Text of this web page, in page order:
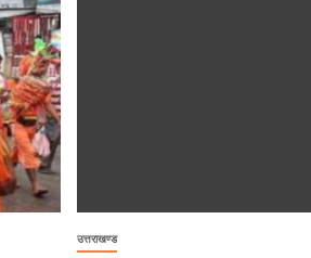
उत्तराखण्ड